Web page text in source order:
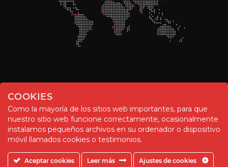
© Chemitool – 2020. All rights reserved.
COOKIES
Como la mayoría de los sitios web importantes, para que
nuestro sitio web funcione correctamente, ocasionalmente
instalamos pequeños archivos en su ordenador o dispositivo
móvil llamados cookies o testimonios.
Aceptar cookies Leer más Ajustes de cookies